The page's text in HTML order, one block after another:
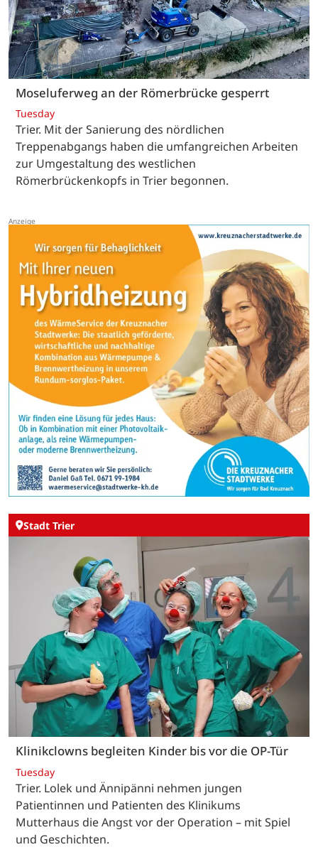
Moseluferweg an der Römerbrücke gesperrt
Tuesday
Trier. Mit der Sanierung des nördlichen
Treppenabgangs haben die umfangreichen Arbeiten
zur Umgestaltung des westlichen
Römerbrückenkopfs in Trier begonnen.
Stadt Trier
Klinikclowns begleiten Kinder bis vor die OP-Tür
Tuesday
Trier. Lolek und Ännipänni nehmen jungen
Patientinnen und Patienten des Klinikums
Mutterhaus die Angst vor der Operation – mit Spiel
und Geschichten.